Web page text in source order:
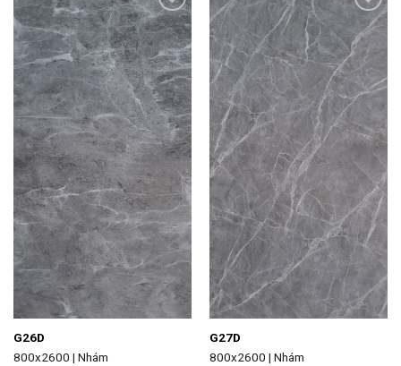
Add to
wishlist
G26D
800x2600 | Nhám
Add to
wishlist
G27D
800x2600 | Nhám